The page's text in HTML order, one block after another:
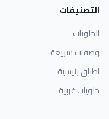
التصنيفات
الحلويات
وصفات سريعة
اطباق رئيسية
حلويات غربية